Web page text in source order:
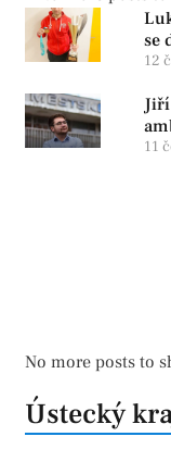
se
12
11
No more posts to
Ústecký